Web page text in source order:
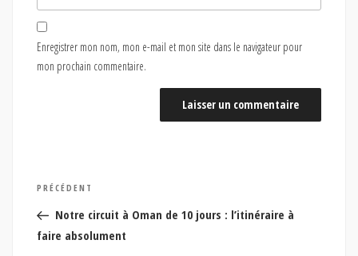
Enregistrer mon nom, mon e-mail et mon site dans le navigateur pour
mon prochain commentaire.
Navigation
de
l’article
Article
précédent
PRÉCÉDENT
Notre circuit à Oman de 10 jours : l’itinéraire à
faire absolument